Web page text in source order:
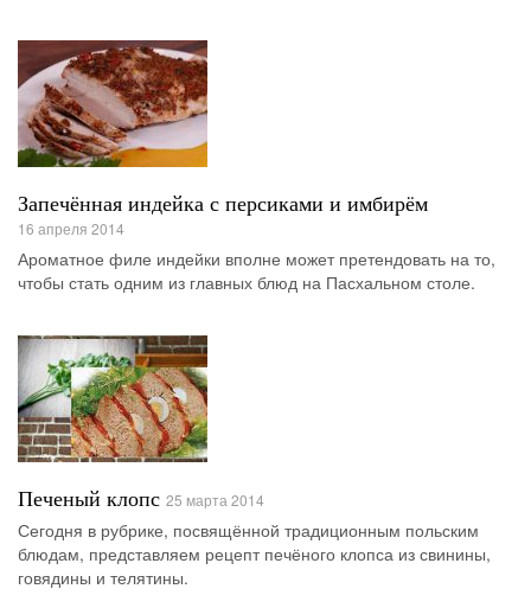
Запечённая индейка с персиками и имбирём
16 апреля 2014
Ароматное филе индейки вполне может претендовать на то,
чтобы стать одним из главных блюд на Пасхальном столе.
Печеный клопс 25 марта 2014
Сегодня в рубрике, посвящённой традиционным польским
блюдам, представляем рецепт печёного клопса из свинины,
говядины и телятины.